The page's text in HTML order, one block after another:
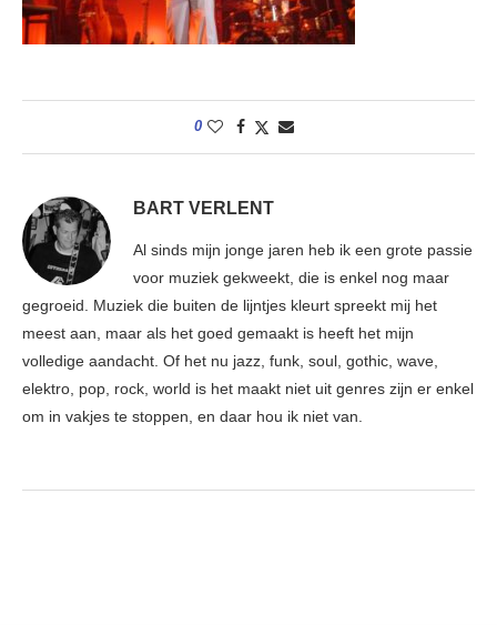
0
BART VERLENT
Al sinds mijn jonge jaren heb ik een grote passie
voor muziek gekweekt, die is enkel nog maar
gegroeid. Muziek die buiten de lijntjes kleurt spreekt mij het
meest aan, maar als het goed gemaakt is heeft het mijn
volledige aandacht. Of het nu jazz, funk, soul, gothic, wave,
elektro, pop, rock, world is het maakt niet uit genres zijn er enkel
om in vakjes te stoppen, en daar hou ik niet van.